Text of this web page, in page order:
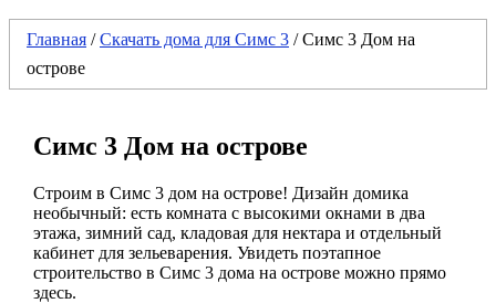
Главная /Скачать дома для Симс 3 /Симс 3 Дом на
острове
Симс 3 Дом на острове
Строим в Симс 3 дом на острове! Дизайн домика
необычный: есть комната с высокими окнами в два
этажа, зимний сад, кладовая для нектара и отдельный
кабинет для зельеварения. Увидеть поэтапное
строительство в Симс 3 дома на острове можно прямо
здесь.